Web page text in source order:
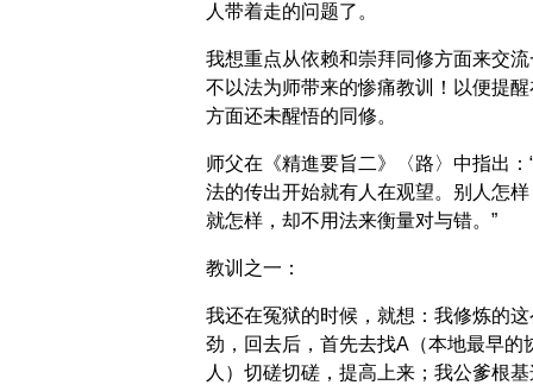
人带着走的问题了。
我想重点从依赖和崇拜同修方面来交流
不以法为师带来的惨痛教训！以便提醒
方面还未醒悟的同修。
师父在《精進要旨二》〈路〉中指出：
法的传出开始就有人在观望。别人怎样
就怎样，却不用法来衡量对与错。”
教训之一：
我还在冤狱的时候，就想：我修炼的这
劲，回去后，首先去找A（本地最早的
人）切磋切磋，提高上来；我公爹根